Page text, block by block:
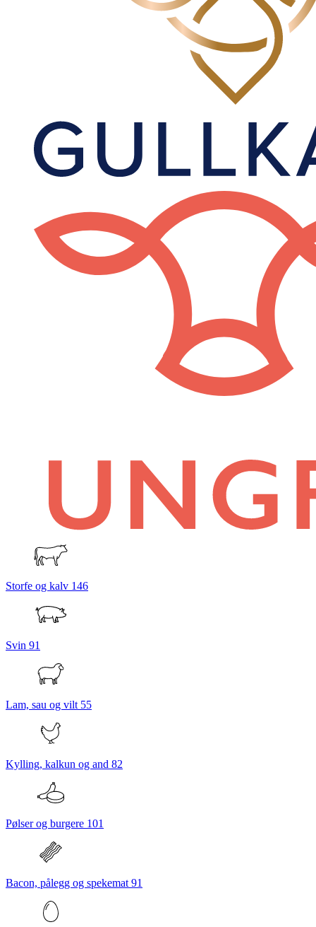
Storfe og kalv 146
Svin 91
Lam, sau og vilt 55
Kylling, kalkun og and 82
Pølser og burgere 101
Bacon, pålegg og spekemat 91